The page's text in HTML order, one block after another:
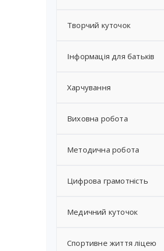
Творчий куточок
Інформація для батьків
Харчування
Виховна робота
Методична робота
Цифрова грамотність
Медичний куточок
Спортивне життя ліцею